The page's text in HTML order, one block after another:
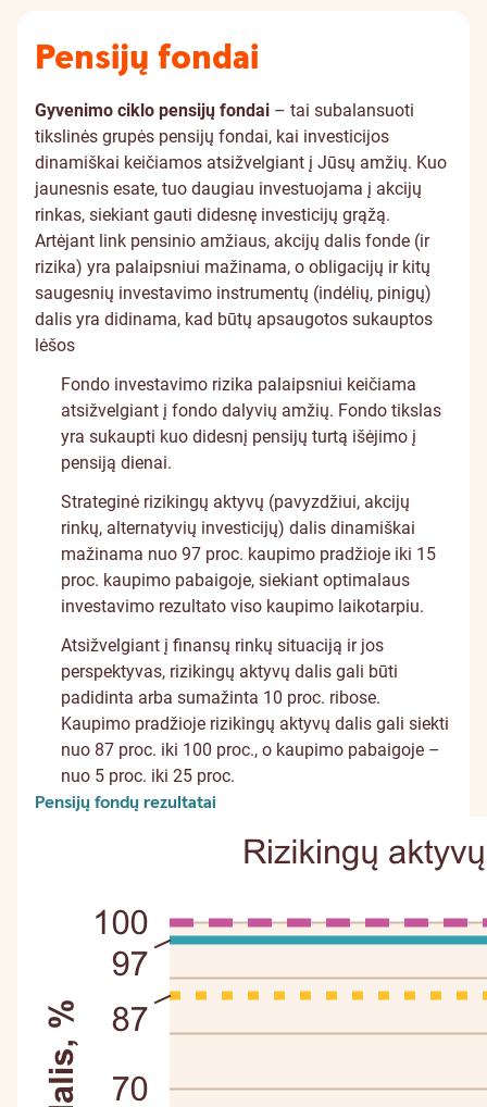
Pensijų fondai
Gyvenimo ciklo pensijų fondai – tai subalansuoti
tikslinės grupės pensijų fondai, kai investicijos
dinamiškai keičiamos atsižvelgiant į Jūsų amžių. Kuo
jaunesnis esate, tuo daugiau investuojama į akcijų
rinkas, siekiant gauti didesnę investicijų grąžą.
Artėjant link pensinio amžiaus, akcijų dalis fonde (ir
rizika) yra palaipsniui mažinama, o obligacijų ir kitų
saugesnių investavimo instrumentų (indėlių, pinigų)
dalis yra didinama, kad būtų apsaugotos sukauptos
lėšos
Fondo investavimo rizika palaipsniui keičiama
atsižvelgiant į fondo dalyvių amžių. Fondo tikslas
yra sukaupti kuo didesnį pensijų turtą išėjimo į
pensiją dienai.
Strateginė rizikingų aktyvų (pavyzdžiui, akcijų
rinkų, alternatyvių investicijų) dalis dinamiškai
mažinama nuo 97 proc. kaupimo pradžioje iki 15
proc. kaupimo pabaigoje, siekiant optimalaus
investavimo rezultato viso kaupimo laikotarpiu.
Atsižvelgiant į finansų rinkų situaciją ir jos
perspektyvas, rizikingų aktyvų dalis gali būti
padidinta arba sumažinta 10 proc. ribose.
Kaupimo pradžioje rizikingų aktyvų dalis gali siekti
nuo 87 proc. iki 100 proc., o kaupimo pabaigoje –
nuo 5 proc. iki 25 proc.
Pensijų fondų rezultatai